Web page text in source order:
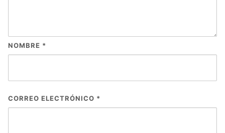
NOMBRE *
CORREO ELECTRÓNICO *